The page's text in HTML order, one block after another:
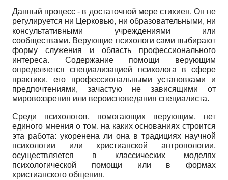
Данный процесс - в достаточной мере стихиен. Он не
регулируется ни Церковью, ни образовательными, ни
консультативными учреждениями или
сообществами. Верующие психологи сами выбирают
форму служения и область профессионального
интереса. Содержание помощи верующим
определяется специализацией психолога в сфере
практики, его профессиональными установками и
предпочтениями, зачастую не зависящими от
мировоззрения или вероисповедания специалиста.
Среди психологов, помогающих верующим, нет
единого мнения о том, на каких основаниях строится
эта работа: укоренена ли она в традициях научной
психологии или христианской антропологии,
осуществляется в классических моделях
психологической помощи или в формах
христианского общения.